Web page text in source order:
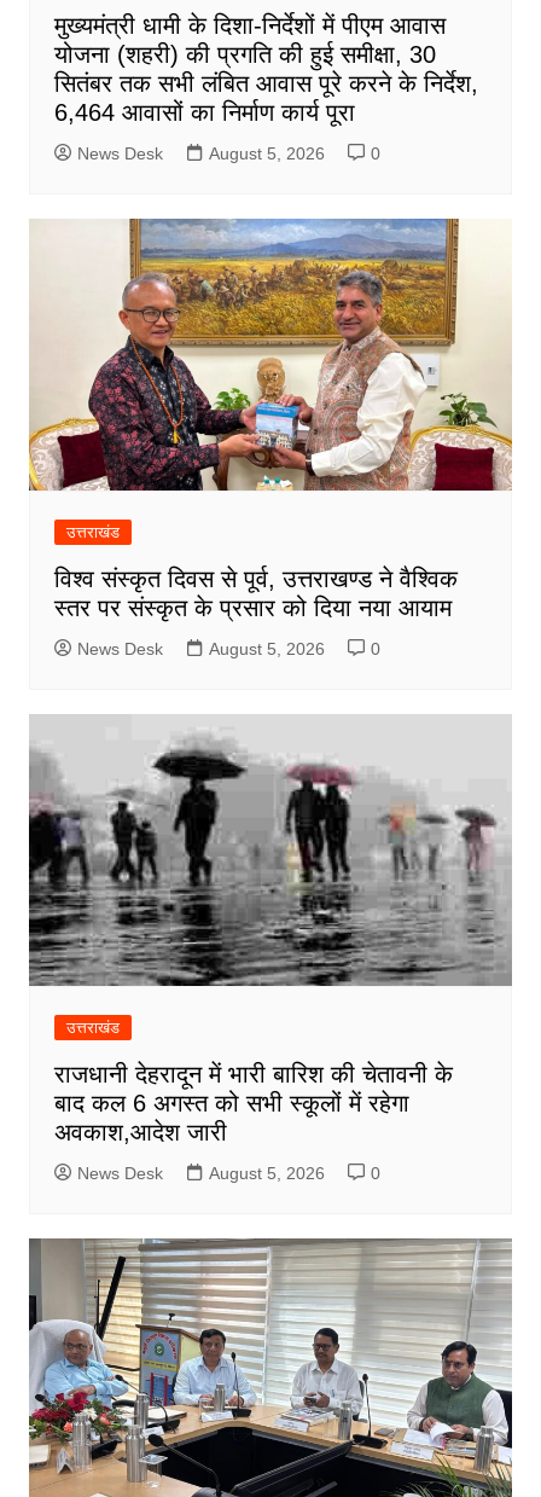
मुख्यमंत्री धामी के दिशा-निर्देशों में पीएम आवास
योजना (शहरी) की प्रगति की हुई समीक्षा, 30
सितंबर तक सभी लंबित आवास पूरे करने के निर्देश,
6,464 आवासों का निर्माण कार्य पूरा
News Desk August 5, 2026 0
उत्तराखंड
विश्व संस्कृत दिवस से पूर्व, उत्तराखण्ड ने वैश्विक
स्तर पर संस्कृत के प्रसार को दिया नया आयाम
News Desk August 5, 2026 0
उत्तराखंड
राजधानी देहरादून में भारी बारिश की चेतावनी के
बाद कल 6 अगस्त को सभी स्कूलों में रहेगा
अवकाश,आदेश जारी
News Desk August 5, 2026 0